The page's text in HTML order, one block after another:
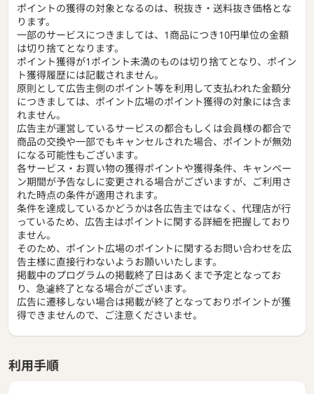
ポイントの獲得の対象となるのは、税抜き・送料抜き価格とな
ります。
一部のサービスにつきましては、1商品につき10円単位の金額
は切り捨てとなります。
ポイント獲得が1ポイント未満のものは切り捨てとなり、ポイン
ト獲得履歴には記載されません。
原則として広告主側のポイント等を利用して支払われた金額分
につきましては、ポイント広場のポイント獲得の対象には含ま
れません。
広告主が運営しているサービスの都合もしくは会員様の都合で
商品の交換や一部でもキャンセルされた場合、ポイントが無効
になる可能性もございます。
各サービス・お買い物の獲得ポイントや獲得条件、キャンペー
ン期間が予告なしに変更される場合がございますが、ご利用さ
れた時点の条件が適用されます。
条件を達成しているかどうかは各広告主ではなく、代理店が行
っているため、広告主はポイントに関する詳細を把握しており
ません。
そのため、ポイント広場のポイントに関するお問い合わせを広
告主様に直接行わないようお願いいたします。
掲載中のプログラムの掲載終了日はあくまで予定となってお
り、急遽終了となる場合がございます。
広告に遷移しない場合は掲載が終了となっておりポイントが獲
得できませんので、ご注意くださいませ。
利用手順